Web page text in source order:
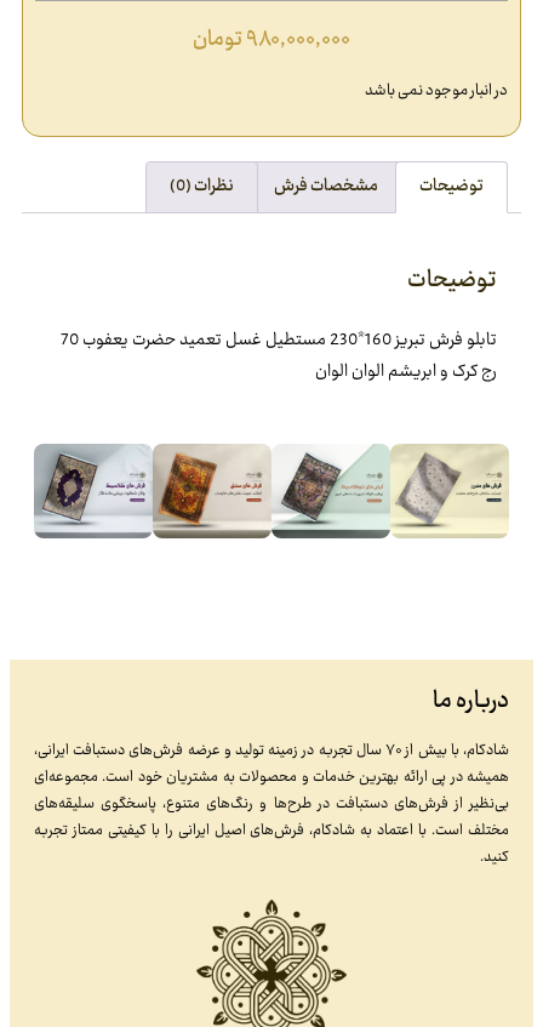
۹۸۰,۰۰۰,۰۰۰تومان
در انبار موجود نمی باشد
توضیحات مشخصات فرش نظرات (0)
توضیحات
تابلو فرش تبريز 160*230 مستطيل غسل تعميد حضرت يعفوب 70
رج کرک و ابريشم الوان الوان
درباره ما
شادکام، با بیش از ۷۰ سال تجربه در زمینه تولید و عرضه فرش‌های دستبافت ایرانی،
همیشه در پی ارائه بهترین خدمات و محصولات به مشتریان خود است. مجموعه‌ای
بی‌نظیر از فرش‌های دستبافت در طرح‌ها و رنگ‌های متنوع، پاسخگوی سلیقه‌های
مختلف است. با اعتماد به شادکام، فرش‌های اصیل ایرانی را با کیفیتی ممتاز تجربه
کنید.